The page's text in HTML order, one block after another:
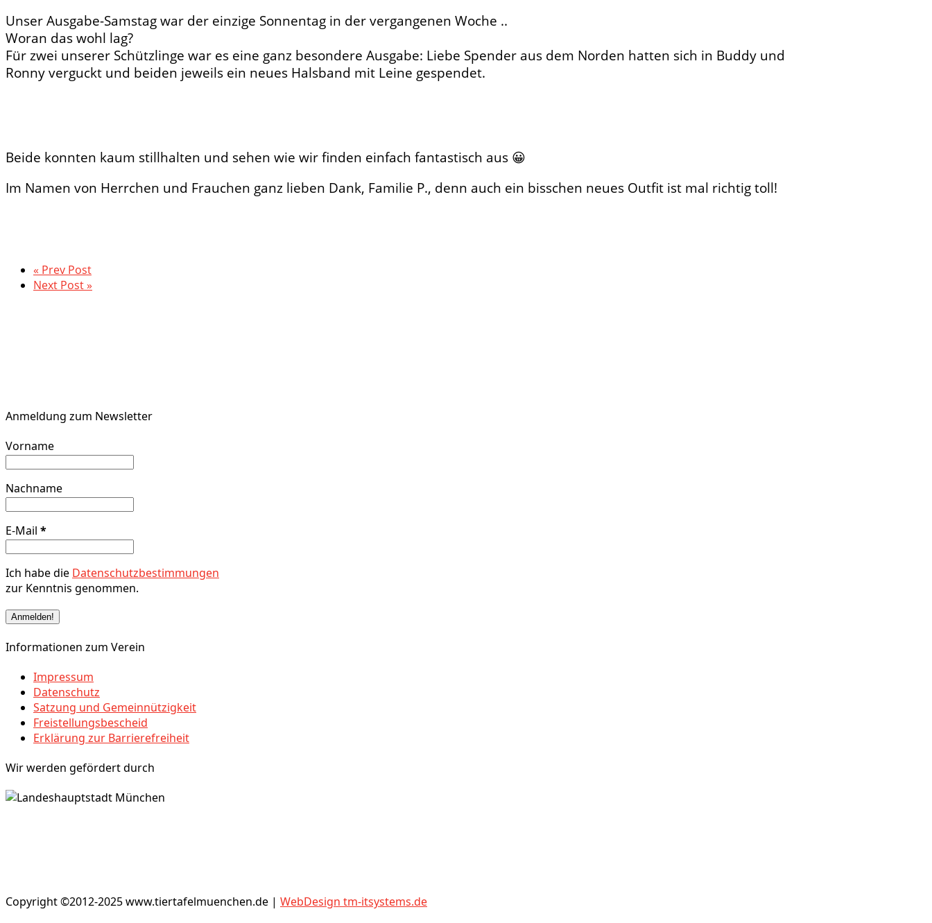
Unser Ausgabe-Samstag war der einzige Sonnentag in der vergangenen Woche ..
Woran das wohl lag?
Für zwei unserer Schützlinge war es eine ganz besondere Ausgabe: Liebe Spender aus dem Norden hatten sich in Buddy und
Ronny verguckt und beiden jeweils ein neues Halsband mit Leine gespendet.
Beide konnten kaum stillhalten und sehen wie wir finden einfach fantastisch aus 😀
Im Namen von Herrchen und Frauchen ganz lieben Dank, Familie P., denn auch ein bisschen neues Outfit ist mal richtig toll!
« Prev Post
Next Post »
Anmeldung zum Newsletter
Vorname
Nachname
E-Mail *
Ich habe die Datenschutzbestimmungen
zur Kenntnis genommen.
Informationen zum Verein
Impressum
Datenschutz
Satzung und Gemeinnützigkeit
Freistellungsbescheid
Erklärung zur Barrierefreiheit
Wir werden gefördert durch
Copyright ©2012-2025 www.tiertafelmuenchen.de | WebDesign tm-itsystems.de